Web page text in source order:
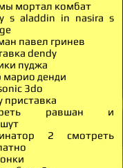
мортал комбат
s aladdin in nasira s
павел гринев
dendy
пуджа
марио денди
3do
приставка
равшан и
2 смотреть